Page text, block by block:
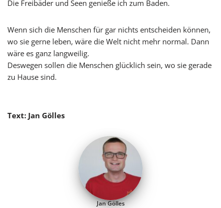
Die Freibäder und Seen genieße ich zum Baden.
Wenn sich die Menschen für gar nichts entscheiden können,
wo sie gerne leben, wäre die Welt nicht mehr normal. Dann
wäre es ganz langweilig.
Deswegen sollen die Menschen glücklich sein, wo sie gerade
zu Hause sind.
Text: Jan Gölles
Jan Gölles